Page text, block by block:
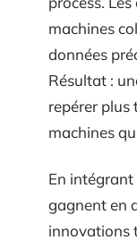
machines
données
Résultat :
repérer plus
machines
En intégrant
gagnent en
innovations